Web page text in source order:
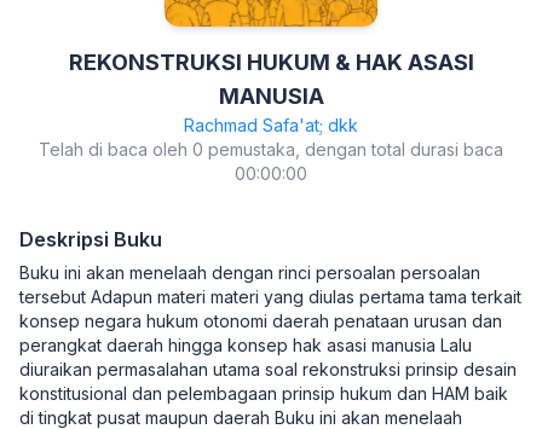
REKONSTRUKSI HUKUM & HAK ASASI
MANUSIA
Rachmad Safa'at; dkk
Telah di baca oleh 0 pemustaka, dengan total durasi baca
00:00:00
Deskripsi Buku
Buku ini akan menelaah dengan rinci persoalan persoalan
tersebut Adapun materi materi yang diulas pertama tama terkait
konsep negara hukum otonomi daerah penataan urusan dan
perangkat daerah hingga konsep hak asasi manusia Lalu
diuraikan permasalahan utama soal rekonstruksi prinsip desain
konstitusional dan pelembagaan prinsip hukum dan HAM baik
di tingkat pusat maupun daerah Buku ini akan menelaah